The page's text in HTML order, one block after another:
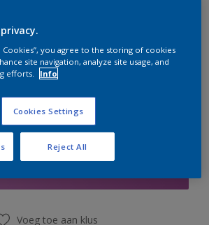
de website in de gaten, we werken
voorraad aan te vullen.
Boodschappenlijst
Voeg toe aan klus
Cookies”, you agree to the storing of cookies
site navigation, analyze site usage, and
efforts.
Info
Cookies Settings
Reject All